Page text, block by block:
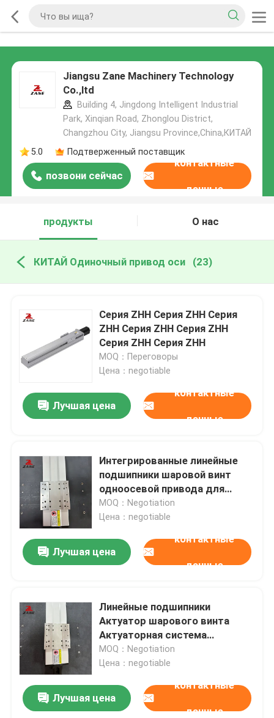
Jiangsu Zane Machinery Technology
Co.,ltd
Building 4, Jingdong Intelligent Industrial
Park, Xinqian Road, Zhonglou District,
Changzhou City, Jiangsu Province,China,КИТАЙ
5.0
Подтверженный поставщик
позвони сейчас
контактные
данные
продукты О нас
КИТАЙ Одиночный привод оси (23)
Серия ZHH Серия ZHH Серия
ZHH Серия ZHH Серия ZHH
Серия ZHH Серия ZHH
MOQ：Переговоры
Цена：negotiable
Лучшая цена
контактные
данные
Интегрированные линейные
подшипники шаровой винт
одноосевой привода для
оборудования автоматизации
MOQ：Negotiation
Цена：negotiable
Лучшая цена
контактные
данные
Линейные подшипники
Актуатор шарового винта
Актуаторная система
актуатора для оборудования
автоматизации
MOQ：Negotiation
Цена：negotiable
Лучшая цена
контактные
данные